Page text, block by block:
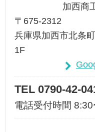
加西商
〒675-2312
兵庫県加西市北条
1F
TEL 0790-42-
電話受付時間